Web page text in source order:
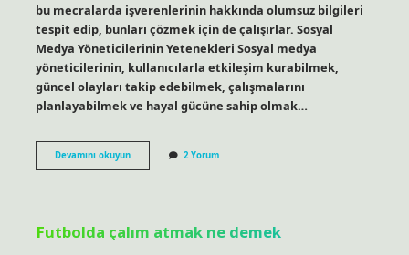
bu mecralarda işverenlerinin hakkında olumsuz bilgileri
tespit edip, bunları çözmek için de çalışırlar. Sosyal
Medya Yöneticilerinin Yetenekleri Sosyal medya
yöneticilerinin, kullanıcılarla etkileşim kurabilmek,
güncel olayları takip edebilmek, çalışmalarını
planlayabilmek ve hayal gücüne sahip olmak…
Devamını okuyunSosyal
medya
yapar
2 Yorum
Futbolda çalım atmak ne demek